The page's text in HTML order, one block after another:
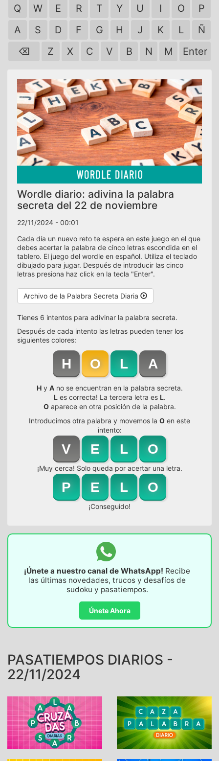
Q W E R T Y U I O
P
A
S D F G H J K L
Ñ
⌫
Z X C V B N M Enter
Wordle diario: adivina la palabra
secreta del 22 de noviembre
22/11/2024 - 00:01
Cada día un nuevo reto te espera en este juego en el que
debes acertar la palabra de cinco letras escondida en el
tablero. El juego del wordle en español. Utiliza el teclado
dibujado para jugar. Después de introducir las cinco
letras presiona haz click en la tecla "Enter".
Archivo de la Palabra Secreta Diaria
Tienes 6 intentos para adivinar la palabra secreta.
Después de cada intento las letras pueden tener los
siguientes colores:
H O L A
Hy Ano se encuentran en la palabra secreta.
Les correcta! La tercera letra es L.
Oaparece en otra posición de la palabra.
Introducimos otra palabra y movemos la O en este
intento:
V E L O
¡Muy cerca! Solo queda por acertar una letra.
P E L O
¡Conseguido!
¡Únete a nuestro canal de WhatsApp! Recibe
las últimas novedades, trucos y desafíos de
sudoku y pasatiempos.
Únete Ahora
PASATIEMPOS DIARIOS -
22/11/2024